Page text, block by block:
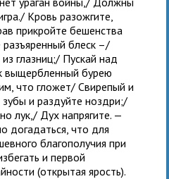
Кровь разожгите,
прикройте бешенства
блеск –/
глазниц;/ Пускай над
выщербленный бурею
что гложет/ Свирепый и
и раздуйте ноздри;/
лук,/ Дух напрягите. —
догадаться, что для
благополучия при
и первой
(открытая ярость).